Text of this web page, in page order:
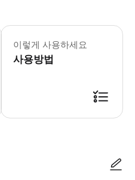
* 소요시간 : 2시간 (옵션에 따라 소요
이렇게 사용하세요
사용방법